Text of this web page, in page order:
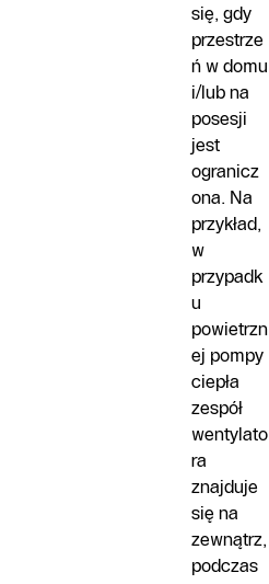
się, gdy
przestrze
ń w domu
i/lub na
posesji
jest
ogranicz
ona. Na
przykład,
w
przypadk
u
powietrzn
ej pompy
ciepła
zespół
wentylato
ra
znajduje
się na
zewnątrz,
podczas